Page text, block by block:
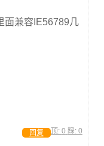
面兼容IE56789几
顶: 0 踩: 0
回复